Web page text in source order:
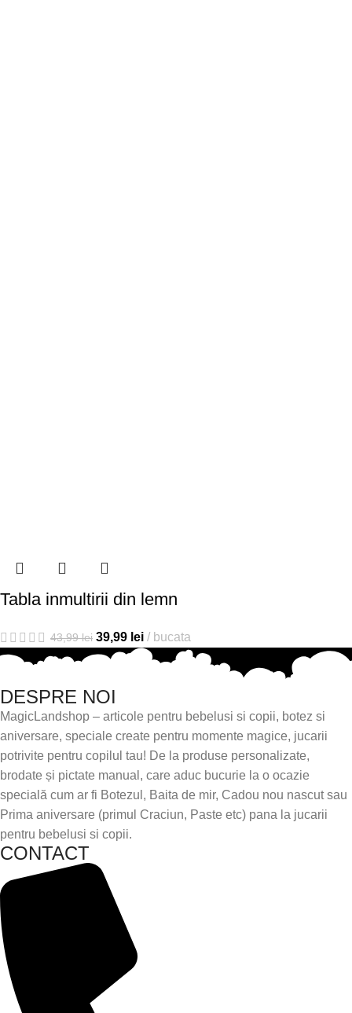
Tabla inmultirii din lemn
43,99lei 39,99 lei bucata
DESPRE NOI
MagicLandshop – articole pentru bebelusi si copii, botez si
aniversare, speciale create pentru momente magice, jucarii
potrivite pentru copilul tau! De la produse personalizate,
brodate și pictate manual, care aduc bucurie la o ocazie
specială cum ar fi Botezul, Baita de mir, Cadou nou nascut sau
Prima aniversare (primul Craciun, Paste etc) pana la jucarii
pentru bebelusi si copii.
CONTACT